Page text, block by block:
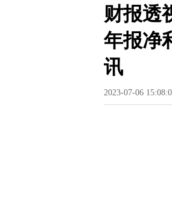
财报透
年报净
讯
2023-07-06